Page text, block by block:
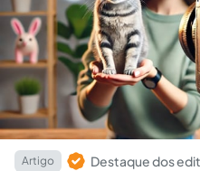
Artigo
Destaque dos